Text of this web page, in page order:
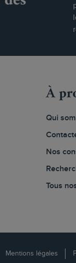
À
Qui
Nos
Tous
Mentions légales